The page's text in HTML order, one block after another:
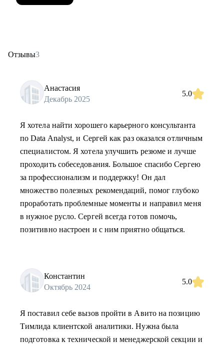
Отзывы3
Анастасия
Декабрь 2025
5.0
Я хотела найти хорошего карьерного консультанта
по Data Analyst, и Сергей как раз оказался отличным
специалистом. Я хотела улучшить резюме и лучше
проходить собеседования. Большое спасибо Сергею
за профессионализм и поддержку! Он дал
множество полезных рекомендаций, помог глубоко
проработать проблемные моменты и направил меня
в нужное русло. Сергей всегда готов помочь,
позитивно настроен и с ним приятно общаться.
Константин
Октябрь 2024
5.0
Я поставил себе вызов пройти в Авито на позицию
Тимлида клиентской аналитики. Нужна была
подготовка к технической и менеджерской секции и